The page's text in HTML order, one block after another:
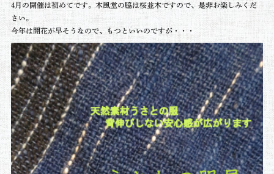
4月の開催は初めてです。木風堂の脇は桜並木ですので、是非お楽しみくだ
さい。
今年は開花が早そうなので、もつといいのですが・・・